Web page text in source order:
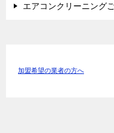
エアコンクリーニング
加盟希望の業者の方へ